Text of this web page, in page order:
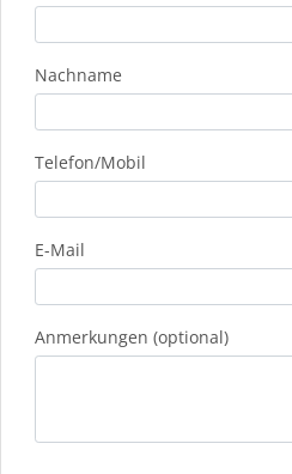
Nachname
Telefon/Mobil
E-Mail
Anmerkungen (optional)